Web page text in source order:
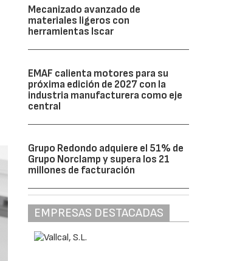
Mecanizado avanzado de
materiales ligeros con
herramientas Iscar
EMAF calienta motores para su
próxima edición de 2027 con la
industria manufacturera como eje
central
Grupo Redondo adquiere el 51% de
Grupo Norclamp y supera los 21
millones de facturación
EMPRESAS DESTACADAS